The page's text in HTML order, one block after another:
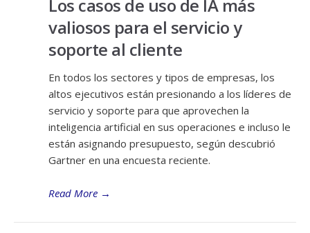
Los casos de uso de IA más
valiosos para el servicio y
soporte al cliente
En todos los sectores y tipos de empresas, los
altos ejecutivos están presionando a los líderes de
servicio y soporte para que aprovechen la
inteligencia artificial en sus operaciones e incluso le
están asignando presupuesto, según descubrió
Gartner en una encuesta reciente.
Read More →